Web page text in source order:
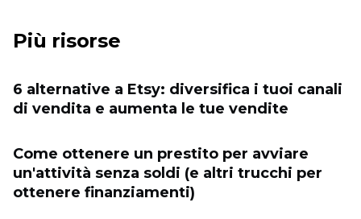
Più risorse
6 alternative a Etsy: diversifica i tuoi canali
di vendita e aumenta le tue vendite
Come ottenere un prestito per avviare
un'attività senza soldi (e altri trucchi per
ottenere finanziamenti)